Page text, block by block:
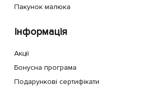
Пакунок малюка
Інформація
Акції
Бонусна програма
Подарункові сертифікати